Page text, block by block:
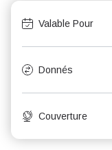
Valable Pour
Donnés
Couverture